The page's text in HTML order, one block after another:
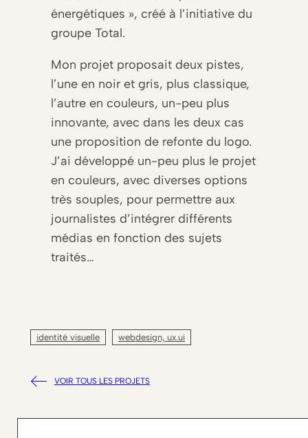
énergétiques », créé à l’initiative du
groupe Total.
Mon projet proposait deux pistes,
l’une en noir et gris, plus classique,
l’autre en couleurs, un-peu plus
innovante, avec dans les deux cas
une proposition de refonte du logo.
J’ai développé un-peu plus le projet
en couleurs, avec diverses options
très souples, pour permettre aux
journalistes d’intégrer différents
médias en fonction des sujets
traités…
identité visuelle webdesign, ux.ui
VOIR TOUS LES PROJETS